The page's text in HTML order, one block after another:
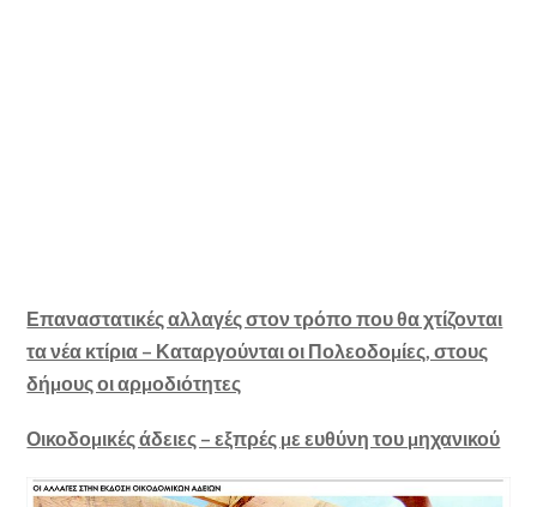
Επαναστατικές αλλαγές στον τρόπο που θα χτίζονται
τα νέα κτίρια – Καταργούνται οι Πολεοδοµίες, στους
δήµους οι αρµοδιότητες
Οικοδοµικές άδειες – εξπρές µε ευθύνη του µηχανικού